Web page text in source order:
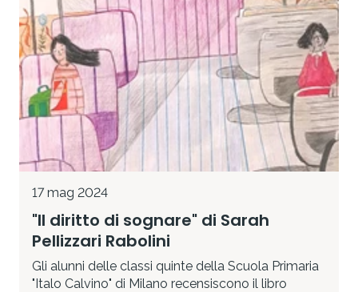
17 mag 2024
"Il diritto di sognare" di Sarah
Pellizzari Rabolini
Gli alunni delle classi quinte della Scuola Primaria
"Italo Calvino" di Milano recensiscono il libro